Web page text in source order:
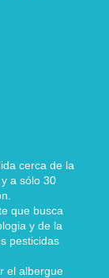
cerca de la
a sólo 30
que busca
y de la
pesticidas
el albergue